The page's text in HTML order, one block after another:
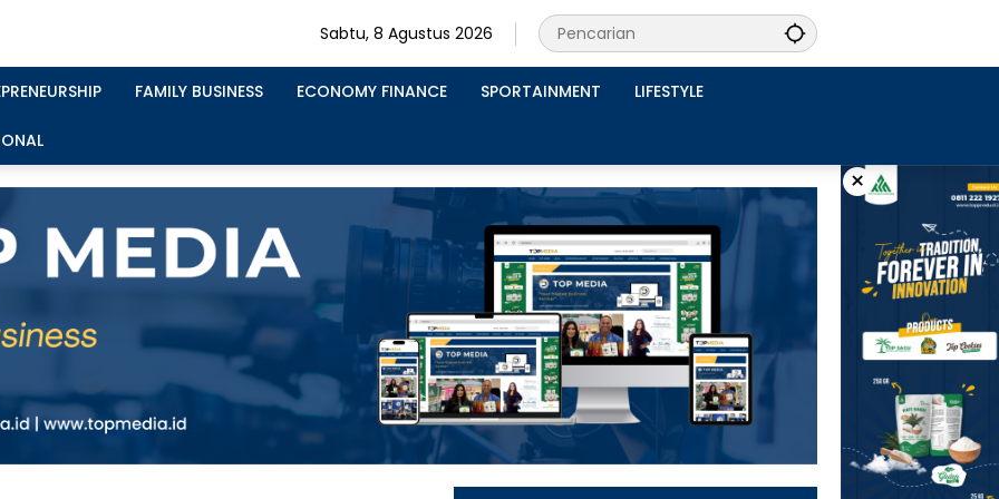
Sabtu, 8 Agustus 2026
FAMILY BUSINESS ECONOMY FINANCE SPORTAINMENT LIFESTYLE
×